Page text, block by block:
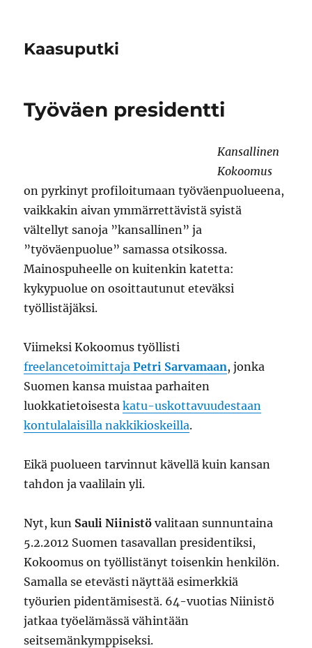
Kaasuputki
Työväen presidentti
Kansallinen
Kokoomus
on pyrkinyt profiloitumaan työväenpuolueena,
vaikkakin aivan ymmärrettävistä syistä
vältellyt sanoja ”kansallinen” ja
”työväenpuolue” samassa otsikossa.
Mainospuheelle on kuitenkin katetta:
kykypuolue on osoittautunut eteväksi
työllistäjäksi.
Viimeksi Kokoomus työllisti
freelancetoimittajaPetri Sarvamaan, jonka
Suomen kansa muistaa parhaiten
luokkatietoisestakatu-uskottavuudestaan
kontulalaisilla nakkikioskeilla.
Eikä puolueen tarvinnut kävellä kuin kansan
tahdon ja vaalilain yli.
Nyt, kun Sauli Niinistö valitaan sunnuntaina
5.2.2012 Suomen tasavallan presidentiksi,
Kokoomus on työllistänyt toisenkin henkilön.
Samalla se etevästi näyttää esimerkkiä
työurien pidentämisestä. 64-vuotias Niinistö
jatkaa työelämässä vähintään
seitsemänkymppiseksi.